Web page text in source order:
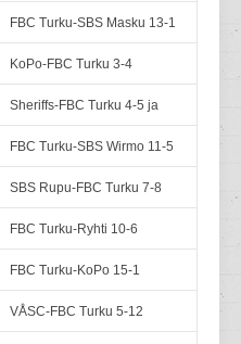
FBC Turku-SBS Masku 13-1
KoPo-FBC Turku 3-4
Sheriffs-FBC Turku 4-5 ja
FBC Turku-SBS Wirmo 11-5
SBS Rupu-FBC Turku 7-8
FBC Turku-Ryhti 10-6
FBC Turku-KoPo 15-1
VÅSC-FBC Turku 5-12